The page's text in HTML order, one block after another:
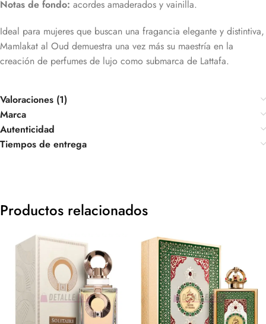
Notas de fondo: acordes amaderados y vainilla.
Ideal para mujeres que buscan una fragancia elegante y distintiva,
Mamlakat al Oud demuestra una vez más su maestría en la
creación de perfumes de lujo como submarca de Lattafa.
Valoraciones (1)
Marca
Autenticidad
Tiempos de entrega
Productos relacionados